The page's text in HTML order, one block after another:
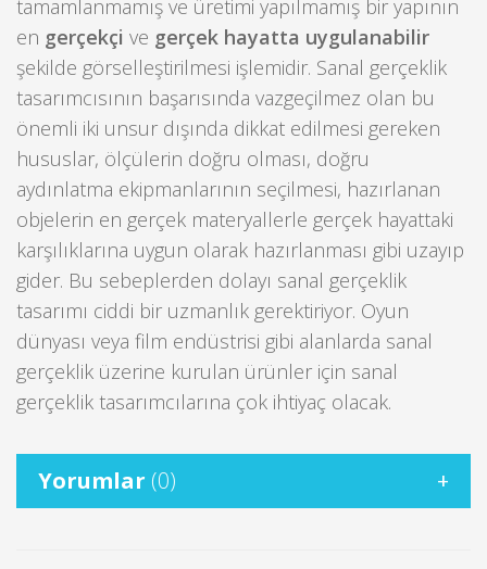
tamamlanmamış ve üretimi yapılmamış bir yapının
en gerçekçi ve gerçek hayatta uygulanabilir
şekilde görselleştirilmesi işlemidir. Sanal gerçeklik
tasarımcısının başarısında vazgeçilmez olan bu
önemli iki unsur dışında dikkat edilmesi gereken
hususlar, ölçülerin doğru olması, doğru
aydınlatma ekipmanlarının seçilmesi, hazırlanan
objelerin en gerçek materyallerle gerçek hayattaki
karşılıklarına uygun olarak hazırlanması gibi uzayıp
gider. Bu sebeplerden dolayı sanal gerçeklik
tasarımı ciddi bir uzmanlık gerektiriyor. Oyun
dünyası veya film endüstrisi gibi alanlarda sanal
gerçeklik üzerine kurulan ürünler için sanal
gerçeklik tasarımcılarına çok ihtiyaç olacak.
Yorumlar (0)